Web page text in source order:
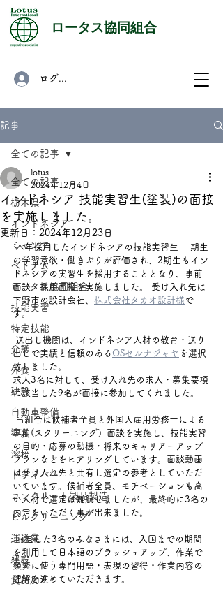
​ロータス協同組合
ログイン
記事
全ての記事
栃木県
インドネシア
ミャンマー
ベトナム
ロータス協同組合
技能実習
特定技能
介護
外食
建設
自動車整備
塗装
溶接
ドライバー
コンクリート製品製造
ビルクリーニング
運送業
建設
食品加工
全ての記事
インドネシア 技能実習生(塗装)の面接
を実施しました。
lotus
2024年12月4日
更新日： 2024年12月23日
本年採用したインドネシアの技能実習生 一期生
の学習意欲・働きぶりが評価され、2期生もイン
ドネシアの実習生を採用することとなり、事前
面談・採用面接を実施しました。 受け入れ先は
下野市の設計会社、 株式会社タカオ設計様 で
す。
出しで実績と信頼のある OSセルナジャヤ を選択
致しました。
求人3名に対して、受け入れ先の求人・募集要項
に該当した9名が面接に参加してくれました。
当組合は候補者全員と外国人雇用労務士による
事前(スクリーニング）面談を実施し、技能実習
の目的・応募の動機・将来のキャリアーアップ
プランなどをヒアリングしています。面談動画
は受け入れ先と共有し選定の参考としていただ
いています。候補者全員、モチベーションも高
い人材で選定は難航しましたが、最終的に3名の
内定をいただく事が出来ました。
内定した3名のみなさまには、入国までの期間
を利用して日本語のブラッシュアップ、作業で
頻繁に使う専門用語・表現の習得・作業内容の
理解を進めていただきます。